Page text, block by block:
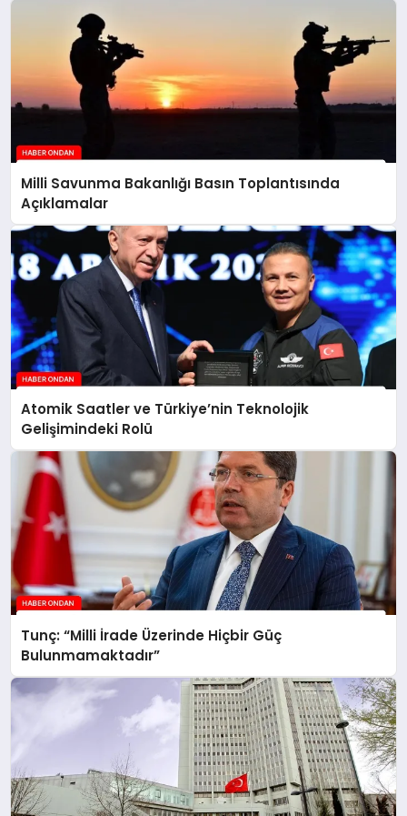
Milli Savunma Bakanlığı Basın Toplantısında
Açıklamalar
Atomik Saatler ve Türkiye’nin Teknolojik
Gelişimindeki Rolü
Tunç: “Milli İrade Üzerinde Hiçbir Güç
Bulunmamaktadır”